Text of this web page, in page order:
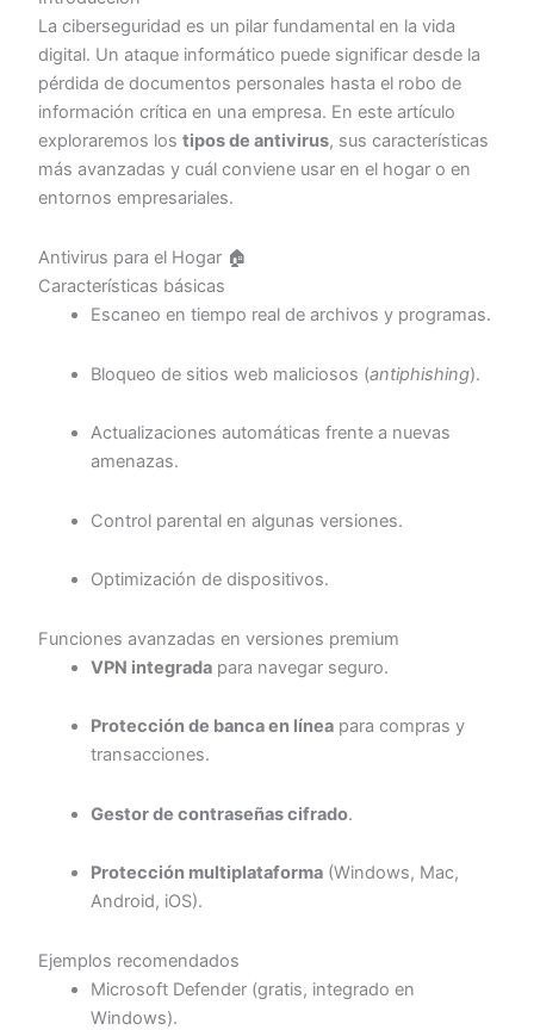
La ciberseguridad es un pilar fundamental en la vida
digital. Un ataque informático puede significar desde la
pérdida de documentos personales hasta el robo de
información crítica en una empresa. En este artículo
exploraremos los tipos de antivirus, sus características
más avanzadas y cuál conviene usar en el hogar o en
entornos empresariales.
Antivirus para el Hogar 🏠
Características básicas
Escaneo en tiempo real de archivos y programas.
Bloqueo de sitios web maliciosos (antiphishing).
Actualizaciones automáticas frente a nuevas
amenazas.
Control parental en algunas versiones.
Optimización de dispositivos.
Funciones avanzadas en versiones premium
VPN integradapara navegar seguro.
Protección de banca en líneapara compras y
transacciones.
Gestor de contraseñas cifrado.
Protección multiplataforma(Windows, Mac,
Android, iOS).
Ejemplos recomendados
Microsoft Defender (gratis, integrado en
Windows).